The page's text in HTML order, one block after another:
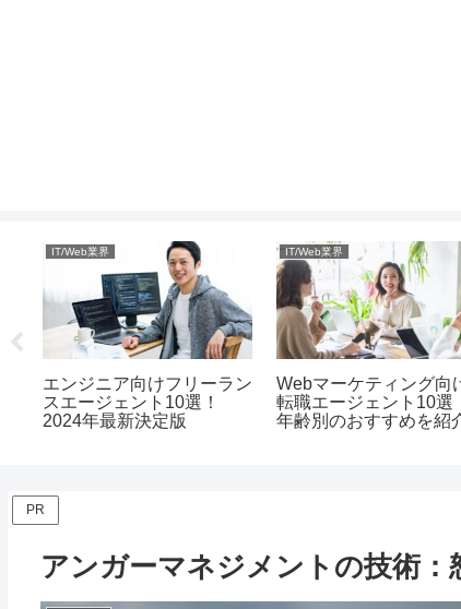
IT/Web業界
エンジニア向けフリーラン
スエージェント10選！
2024年最新決定版
IT/Web業界
Webマーケティング向
転職エージェント10選
年齢別のおすすめを紹
PR
アンガーマネジメントの技術：